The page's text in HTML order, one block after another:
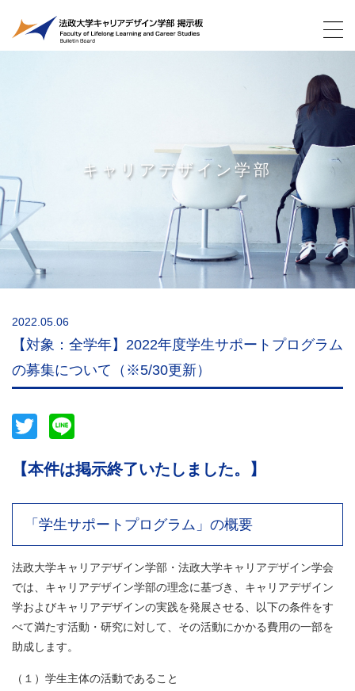
キャリアデザイン学部
2022.05.06
【対象：全学年】2022年度学生サポートプログラム
の募集について（※5/30更新）
Twitter
【本件は掲示終了いたしました。】
「学生サポートプログラム」の概要
法政大学キャリアデザイン学部・法政大学キャリアデザイン学会
では、キャリアデザイン学部の理念に基づき、キャリアデザイン
学およびキャリアデザインの実践を発展させる、以下の条件をす
べて満たす活動・研究に対して、その活動にかかる費用の一部を
助成します。
（１）学生主体の活動であること